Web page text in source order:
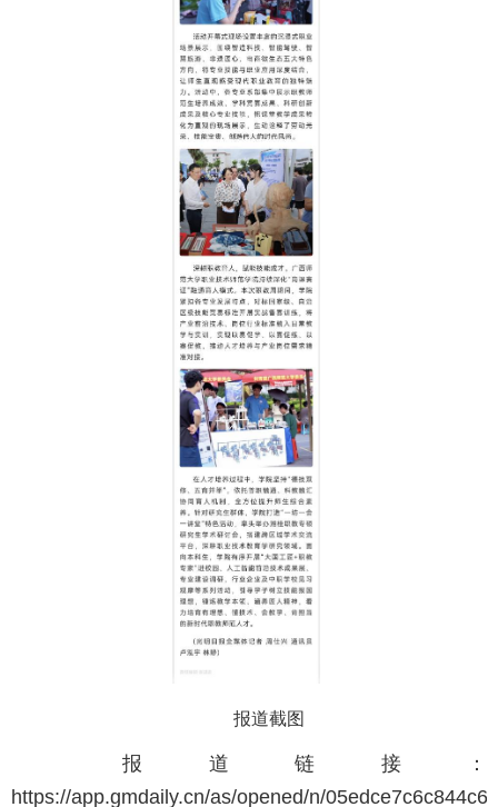
报道截图
报道链接：
https://app.gmdaily.cn/as/opened/n/